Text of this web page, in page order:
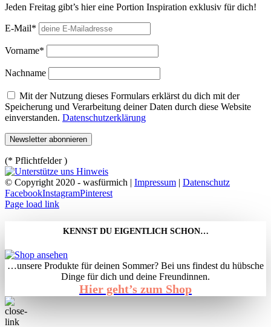
Jeden Freitag gibt’s hier eine Portion Inspiration exklusiv für dich!
E-Mail*
Vorname*
Nachname
Mit der Nutzung dieses Formulars erklärst du dich mit der
Speicherung und Verarbeitung deiner Daten durch diese Website
einverstanden. Datenschutzerklärung
(* Pflichtfelder )
© Copyright 2020 - wasfürmich | Impressum | Datenschutz
FacebookInstagramPinterest
Page load link
KENNST DU EIGENTLICH SCHON…
…unsere Produkte für deinen Sommer? Bei uns findest du hübsche
Dinge für dich und deine Freundinnen.
Hier geht’s zum Shop